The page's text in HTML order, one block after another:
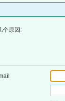
个原因: